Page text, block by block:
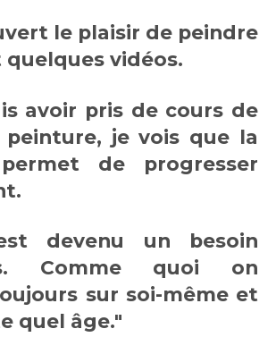
le plaisir de peindre
quelques vidéos.
avoir pris de cours de
peinture, je vois que la
de progresser
devenu un besoin
Comme quoi on
sur soi-même et
quel âge."